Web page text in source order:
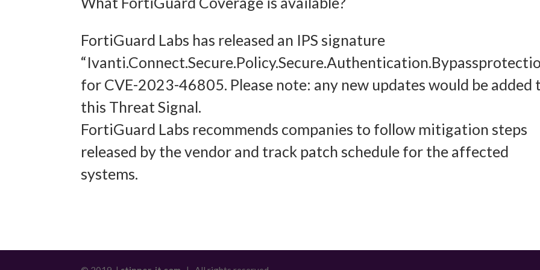
Abgleichung und Kombination von Daten aus unterschiedlichen Quellen, Verknüpfung
verschiedener Endgeräte, Identifikation von Endgeräten anhand automatisch
übermittelter Informationen.
FortiGuard Labs has released an IPS signature
for CVE-2023-46805. Please note: any new updates would be added
this Threat Signal.
FortiGuard Labs recommends companies to follow mitigation steps
released by the vendor and track patch schedule for the affected
systems.